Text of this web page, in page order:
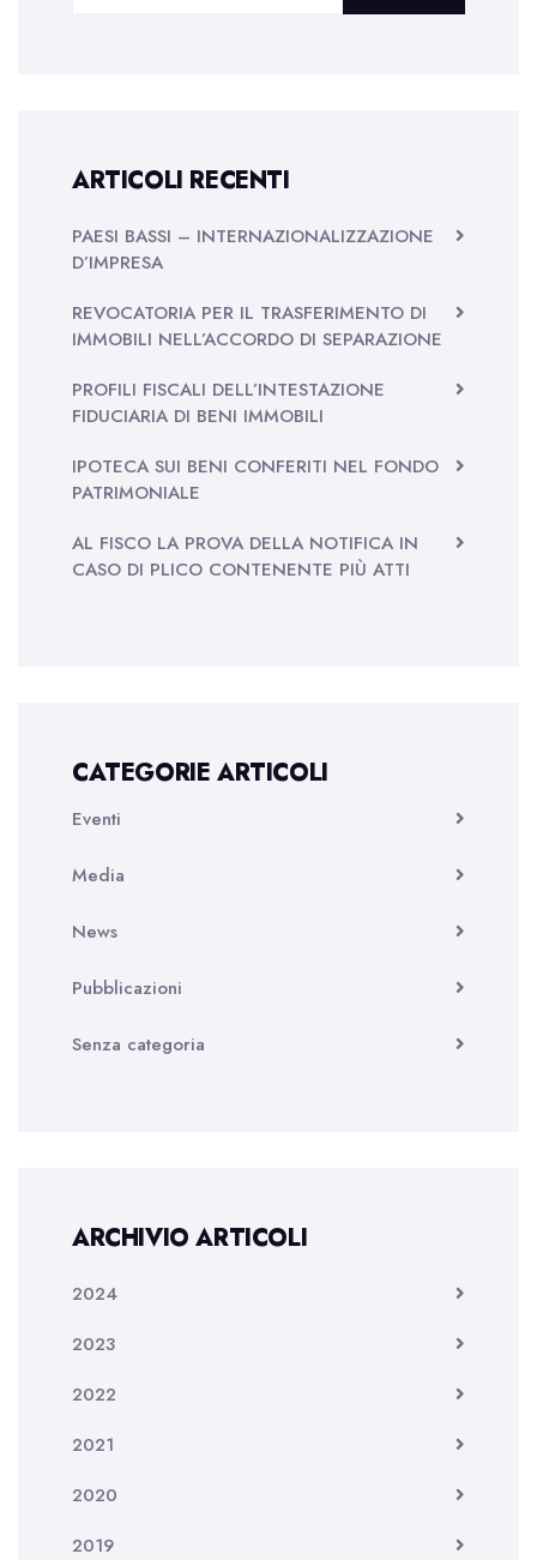
ARTICOLI RECENTI
PAESI BASSI – INTERNAZIONALIZZAZIONE
D’IMPRESA
REVOCATORIA PER IL TRASFERIMENTO DI
IMMOBILI NELL’ACCORDO DI SEPARAZIONE
PROFILI FISCALI DELL’INTESTAZIONE
FIDUCIARIA DI BENI IMMOBILI
IPOTECA SUI BENI CONFERITI NEL FONDO
PATRIMONIALE
AL FISCO LA PROVA DELLA NOTIFICA IN
CASO DI PLICO CONTENENTE PIÙ ATTI
CATEGORIE ARTICOLI
Eventi
Media
News
Pubblicazioni
Senza categoria
ARCHIVIO ARTICOLI
2024
2023
2022
2021
2020
2019